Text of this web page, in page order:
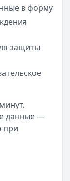
в форму
защиты
данные —
при